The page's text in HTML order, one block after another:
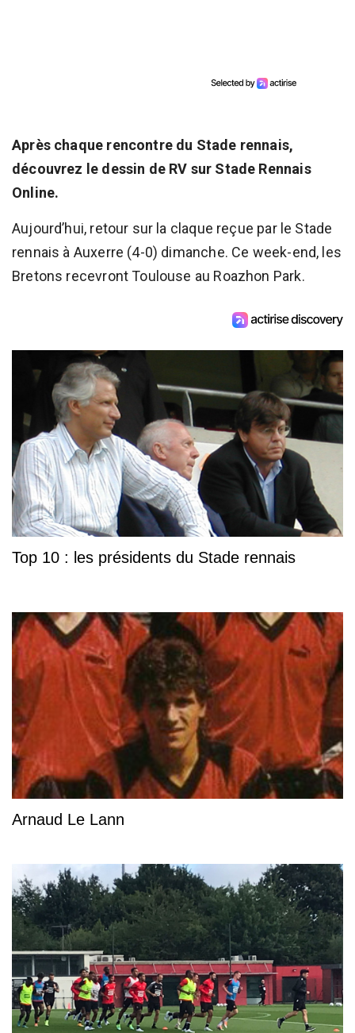
Après chaque rencontre du Stade rennais,
découvrez le dessin de RV sur Stade Rennais
Online.
Aujourd’hui, retour sur la claque reçue par le Stade
rennais à Auxerre (4-0) dimanche. Ce week-end, les
Bretons recevront Toulouse au Roazhon Park.
Top 10 : les présidents du Stade rennais
Arnaud Le Lann